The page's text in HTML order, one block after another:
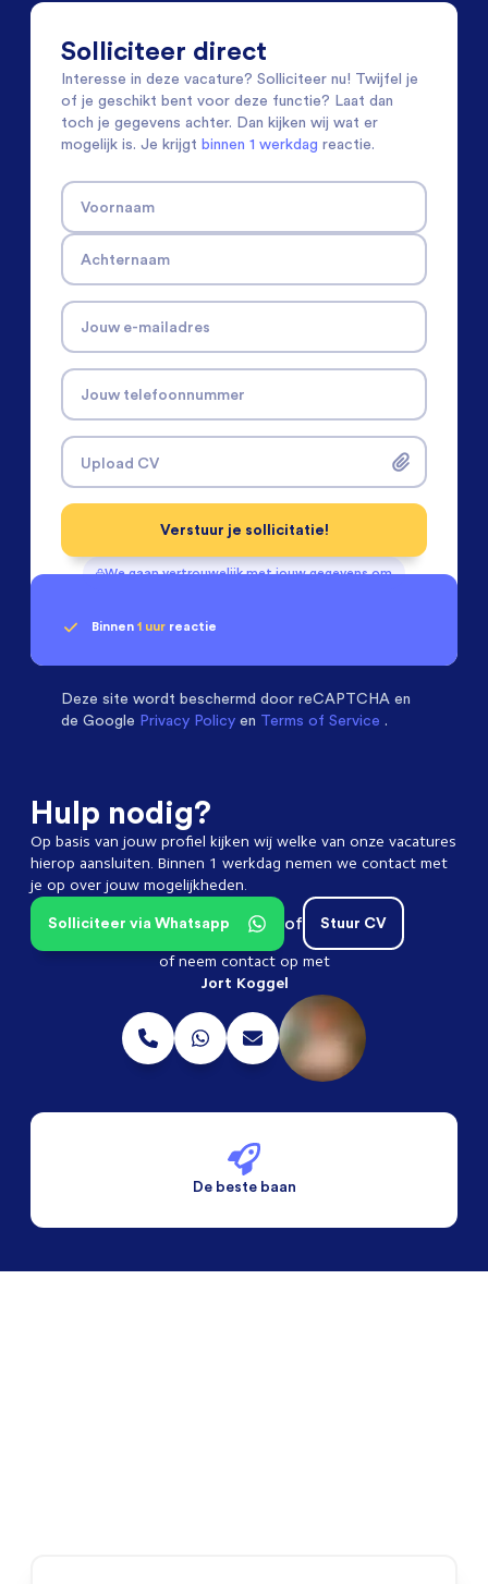
Solliciteer direct
Interesse in deze vacature? Solliciteer nu! Twijfel je
of je geschikt bent voor deze functie? Laat dan
toch je gegevens achter. Dan kijken wij wat er
mogelijk is. Je krijgt binnen 1 werkdag reactie.
Voornaam
Achternaam
Jouw e-mailadres
Jouw telefoonnummer
Upload CV
We gaan vertrouwelijk met jouw gegevens om
Verstuur je sollicitatie!
Binnen 1 uur reactie
Deze site wordt beschermd door reCAPTCHA en
de Google Privacy Policy en Terms of Service .
Hulp nodig?
Op basis van jouw profiel kijken wij welke van onze vacatures
hierop aansluiten. Binnen 1 werkdag nemen we contact met
je op over jouw mogelijkheden.
Stuur CV
of
Solliciteer via Whatsapp
of neem contact op met
Jort Koggel
De beste baan